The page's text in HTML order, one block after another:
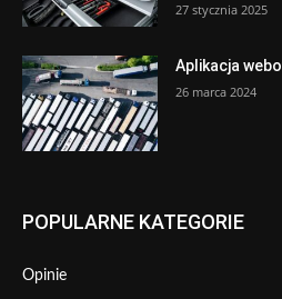
27 stycznia 2025
Aplikacja
26 marca 2024
POPULARNE KATEGORIE
Opinie